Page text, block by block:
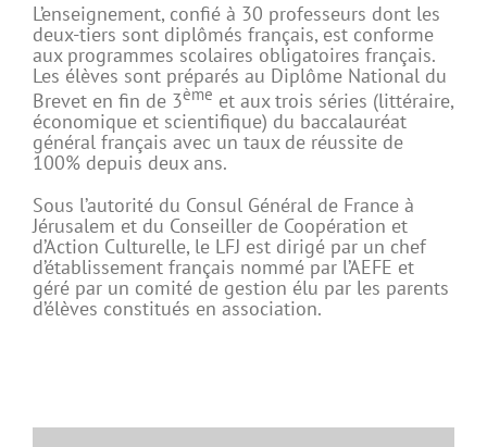
L’enseignement, confié à 30 professeurs dont les
deux-tiers sont diplômés français, est conforme
aux programmes scolaires obligatoires français.
Les élèves sont préparés au Diplôme National du
Brevet en fin de 3ème et aux trois séries (littéraire,
économique et scientifique) du baccalauréat
général français avec un taux de réussite de
100% depuis deux ans.
Sous l’autorité du Consul Général de France à
Jérusalem et du Conseiller de Coopération et
d’Action Culturelle, le LFJ est dirigé par un chef
d’établissement français nommé par l’AEFE et
géré par un comité de gestion élu par les parents
d’élèves constitués en association.